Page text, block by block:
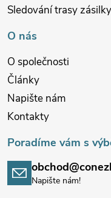
Sledování trasy zásilky
O nás
O společnosti
Články
Napište nám
Kontakty
Poradíme vám s
Napište nám!